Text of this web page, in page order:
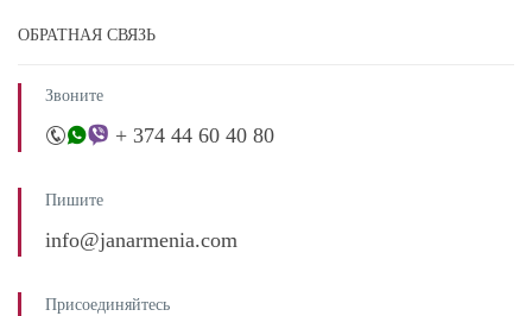
ОБРАТНАЯ СВЯЗЬ
Звоните
+ 374 44 60 40 80
Пишите
info@janarmenia.com
Присоединяйтесь